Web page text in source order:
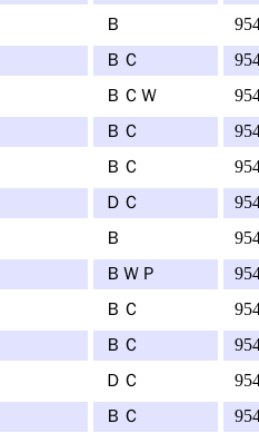
Ｂ
ＢＣ
ＢＣＷ
ＢＣ
ＢＣ
ＤＣ
Ｂ
ＢＷＰ
ＢＣ
ＢＣ
ＤＣ
ＢＣ